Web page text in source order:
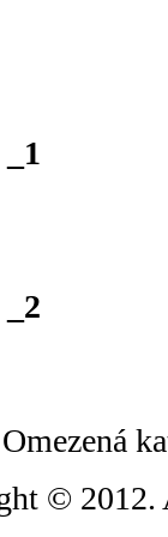
Omezená
© 2012.